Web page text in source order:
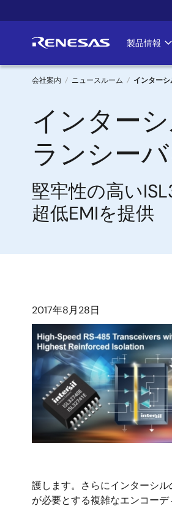
イ
ン
製品情報
パ
ン
く
ず
会社案内 ニュースルーム インター
インター
ランシー
堅牢性の高い
超低EMIを提供
2017年8月28日
護します。さらにインターシ
が必要とする複雑なエンコーデ